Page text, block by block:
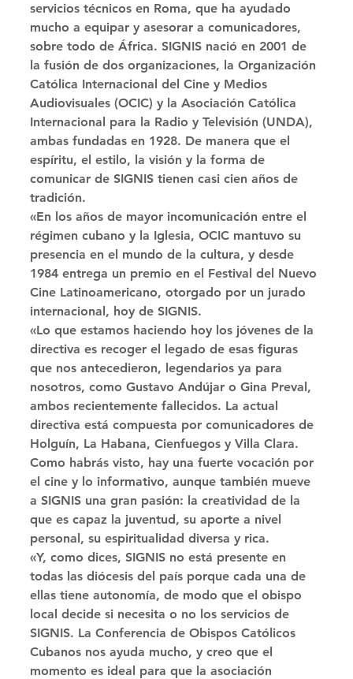
servicios técnicos en Roma, que ha ayudado
mucho a equipar y asesorar a comunicadores,
sobre todo de África. SIGNIS nació en 2001 de
la fusión de dos organizaciones, la Organización
Católica Internacional del Cine y Medios
Audiovisuales (OCIC) y la Asociación Católica
Internacional para la Radio y Televisión (UNDA),
ambas fundadas en 1928. De manera que el
espíritu, el estilo, la visión y la forma de
comunicar de SIGNIS tienen casi cien años de
tradición.
«En los años de mayor incomunicación entre el
régimen cubano y la Iglesia, OCIC mantuvo su
presencia en el mundo de la cultura, y desde
1984 entrega un premio en el Festival del Nuevo
Cine Latinoamericano, otorgado por un jurado
internacional, hoy de SIGNIS.
«Lo que estamos haciendo hoy los jóvenes de la
directiva es recoger el legado de esas figuras
que nos antecedieron, legendarios ya para
nosotros, como Gustavo Andújar o Gina Preval,
ambos recientemente fallecidos. La actual
directiva está compuesta por comunicadores de
Holguín, La Habana, Cienfuegos y Villa Clara.
Como habrás visto, hay una fuerte vocación por
el cine y lo informativo, aunque también mueve
a SIGNIS una gran pasión: la creatividad de la
que es capaz la juventud, su aporte a nivel
personal, su espiritualidad diversa y rica.
«Y, como dices, SIGNIS no está presente en
todas las diócesis del país porque cada una de
ellas tiene autonomía, de modo que el obispo
local decide si necesita o no los servicios de
SIGNIS. La Conferencia de Obispos Católicos
Cubanos nos ayuda mucho, y creo que el
momento es ideal para que la asociación